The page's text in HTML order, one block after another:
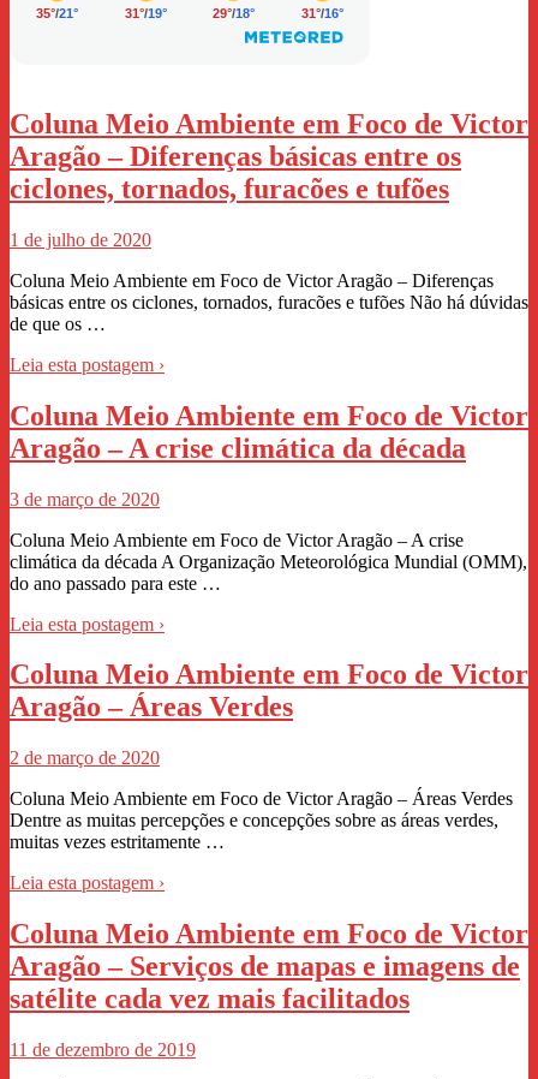
Coluna Meio Ambiente em Foco de Victor
Aragão – Diferenças básicas entre os
ciclones, tornados, furacões e tufões
1 de julho de 2020
Coluna Meio Ambiente em Foco de Victor Aragão – Diferenças
básicas entre os ciclones, tornados, furacões e tufões Não há dúvidas
de que os …
Leia esta postagem ›
Coluna Meio Ambiente em Foco de Victor
Aragão – A crise climática da década
3 de março de 2020
Coluna Meio Ambiente em Foco de Victor Aragão – A crise
climática da década A Organização Meteorológica Mundial (OMM),
do ano passado para este …
Leia esta postagem ›
Coluna Meio Ambiente em Foco de Victor
Aragão – Áreas Verdes
2 de março de 2020
Coluna Meio Ambiente em Foco de Victor Aragão – Áreas Verdes
Dentre as muitas percepções e concepções sobre as áreas verdes,
muitas vezes estritamente …
Leia esta postagem ›
Coluna Meio Ambiente em Foco de Victor
Aragão – Serviços de mapas e imagens de
satélite cada vez mais facilitados
11 de dezembro de 2019